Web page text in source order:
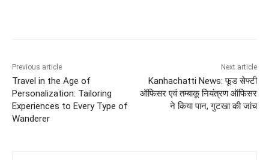
Previous article
Travel in the Age of
Personalization: Tailoring
Experiences to Every Type of
Wanderer
Next article
Kanhachatti News: फूड सेफ्टी
ऑफिसर एवं तम्बाकू नियंत्रण ऑफिसर
ने किया पान, गुटखा की जांच